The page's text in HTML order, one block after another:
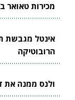
מכירות טאואר
אינטל מגבשת
הרובוטיקה
ולנס ממנה את